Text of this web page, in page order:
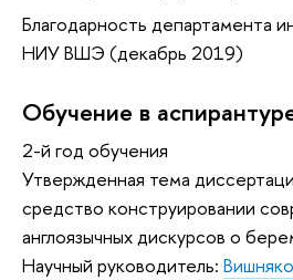
Благодарность департамента
НИУ ВШЭ (декабрь 2019)
Обучение в
2-й год обучения
Утвержденная тема
средство конструировании
англоязычных дискурсов о
Научный руководитель: